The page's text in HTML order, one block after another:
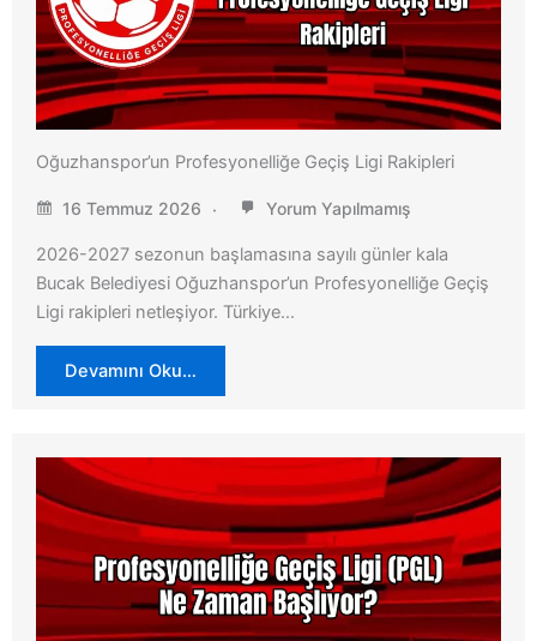
Oğuzhanspor’un Profesyonelliğe Geçiş Ligi Rakipleri
16 Temmuz 2026 Yorum Yapılmamış
2026-2027 sezonun başlamasına sayılı günler kala
Bucak Belediyesi Oğuzhanspor’un Profesyonelliğe Geçiş
Ligi rakipleri netleşiyor. Türkiye…
Devamını Oku…